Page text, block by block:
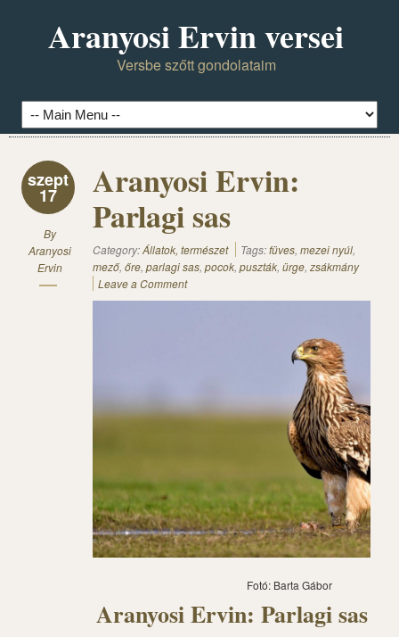
Aranyosi Ervin versei
Versbe szőtt gondolataim
szept
17
By
Aranyosi
Ervin
Aranyosi Ervin:
Parlagi sas
Category:Állatok, természet Tags:füves, mezei nyúl,
mező, őre, parlagi sas, pocok, puszták, ürge, zsákmány
Leave a Comment
Fotó: Barta Gábor
Aranyosi Ervin: Parlagi sas